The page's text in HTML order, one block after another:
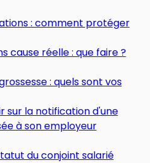
: comment protéger
cause réelle : que faire ?
: quels sont vos
sur la notification d'une
à son employeur
du conjoint salarié